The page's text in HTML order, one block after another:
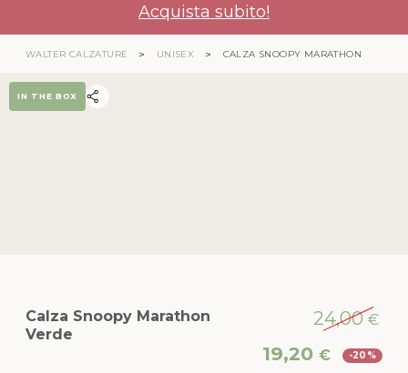
Acquista subito!
WALTER CALZATURE UNISEX CALZA SNOOPY MARATHON
IN THE BOX
Calza Snoopy Marathon
Verde
24,00€
prezzo
19,20 € -20%